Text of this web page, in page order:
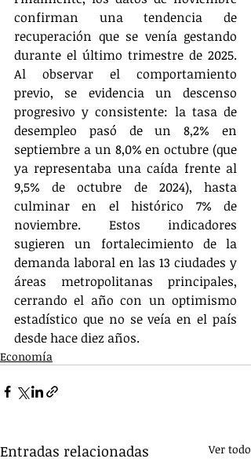
confirman una tendencia de
recuperación que se venía gestando
durante el último trimestre de 2025.
Al observar el comportamiento
previo, se evidencia un descenso
progresivo y consistente: la tasa de
desempleo pasó de un 8,2% en
septiembre a un 8,0% en octubre (que
ya representaba una caída frente al
9,5% de octubre de 2024), hasta
culminar en el histórico 7% de
noviembre. Estos indicadores
sugieren un fortalecimiento de la
demanda laboral en las 13 ciudades y
áreas metropolitanas principales,
cerrando el año con un optimismo
estadístico que no se veía en el país
desde hace diez años.
Economía
Entradas relacionadas Ver todo